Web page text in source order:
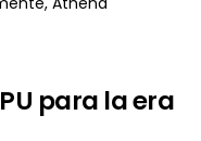
para la era